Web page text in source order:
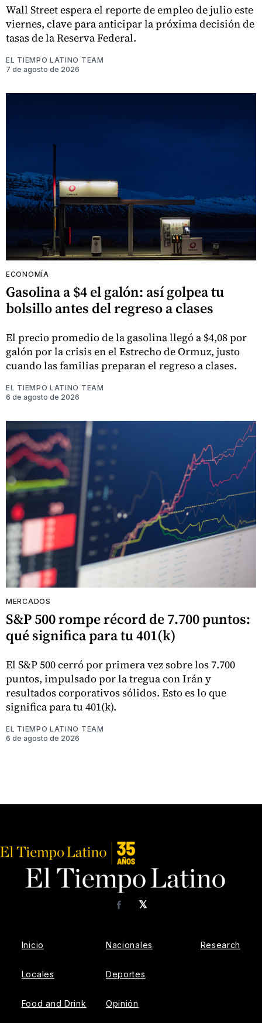
Wall Street espera el reporte de empleo de julio este
viernes, clave para anticipar la próxima decisión de
tasas de la Reserva Federal.
EL TIEMPO LATINO TEAM
7 de agosto de 2026
ECONOMÍA
Gasolina a $4 el galón: así golpea tu
bolsillo antes del regreso a clases
El precio promedio de la gasolina llegó a $4,08 por
galón por la crisis en el Estrecho de Ormuz, justo
cuando las familias preparan el regreso a clases.
EL TIEMPO LATINO TEAM
6 de agosto de 2026
MERCADOS
S&P 500 rompe récord de 7.700 puntos:
qué significa para tu 401(k)
El S&P 500 cerró por primera vez sobre los 7.700
puntos, impulsado por la tregua con Irán y
resultados corporativos sólidos. Esto es lo que
significa para tu 401(k).
EL TIEMPO LATINO TEAM
6 de agosto de 2026
𝕏
Facebook
Inicio
Locales
Food and Drink
Nacionales
Deportes
Opinión
Research